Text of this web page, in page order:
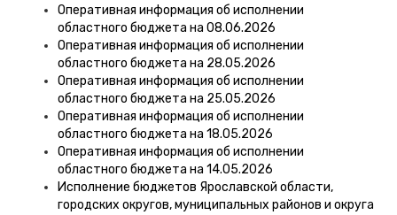
Оперативная информация об исполнении
областного бюджета на 08.06.2026
Оперативная информация об исполнении
областного бюджета на 28.05.2026
Оперативная информация об исполнении
областного бюджета на 25.05.2026
Оперативная информация об исполнении
областного бюджета на 18.05.2026
Оперативная информация об исполнении
областного бюджета на 14.05.2026
Исполнение бюджетов Ярославской области,
городских округов, муниципальных районов и округа